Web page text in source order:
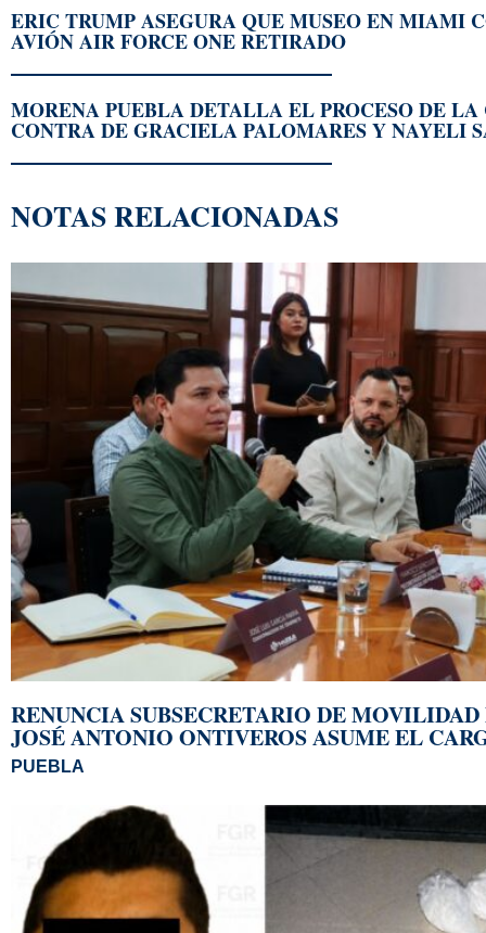
ERIC TRUMP ASEGURA QUE MUSEO EN MIAMI
AVIÓN AIR FORCE ONE RETIRADO
MORENA PUEBLA DETALLA EL PROCESO DE LA
CONTRA DE GRACIELA PALOMARES Y NAYELI
NOTAS RELACIONADAS
RENUNCIA SUBSECRETARIO DE
JOSÉ ANTONIO ONTIVEROS ASUME EL
PUEBLA